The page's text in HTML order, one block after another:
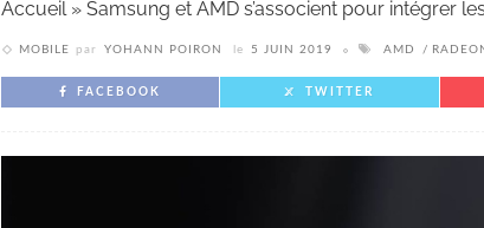
Accueil» Samsung et AMD s’associent pour intégrer
MOBILE par YOHANN POIRON le 5 JUIN 2019 AMD
FACEBOOK TWITTER